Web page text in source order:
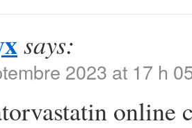
says:
2023 at 17 h
online